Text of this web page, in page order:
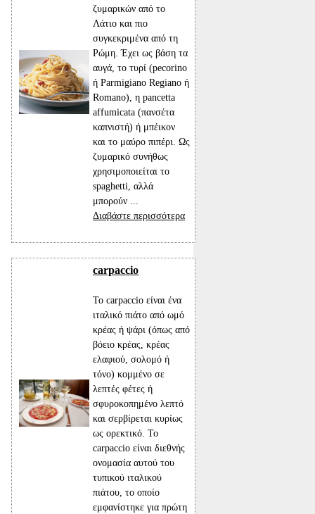
ζυμαρικών από το
Λάτιο και πιο
συγκεκριμένα από τη
Ρώμη. Έχει ως βάση τα
αυγά, το τυρί (pecorino
ή Parmigiano Regiano ή
Romano), η pancetta
affumicata (πανσέτα
καπνιστή) ή μπέικον
και το μαύρο πιπέρι. Ως
ζυμαρικό συνήθως
χρησιμοποιείται το
spaghetti, αλλά
μπορούν ...
Διαβάστε περισσότερα
carpaccio
Το carpaccio είναι ένα
ιταλικό πιάτο από ωμό
κρέας ή ψάρι (όπως από
βόειο κρέας, κρέας
ελαφιού, σολομό ή
τόνο) κομμένο σε
λεπτές φέτες ή
σφυροκοπημένο λεπτό
και σερβίρεται κυρίως
ως ορεκτικό. Το
carpaccio είναι διεθνής
ονομασία αυτού του
τυπικού ιταλικού
πιάτου, το οποίο
εμφανίστηκε για πρώτη